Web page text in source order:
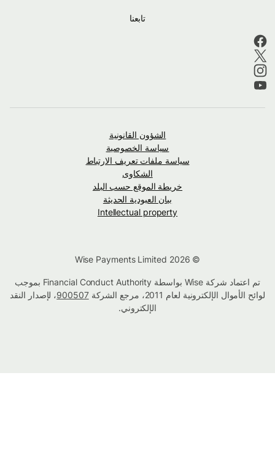
تابعنا
الشؤون القانونية
سياسة الخصوصية
سياسة ملفات تعريف الارتباط
الشكاوى
خريطة الموقع حسب البلد
بيان العبودية الحديثة
Intellectual property
تم اعتماد شركة Wise بواسطة Financial Conduct Authority بموجب
لوائح الأموال الإلكترونية لعام 2011، مرجع الشركة
900507، لإصدار النقد
الإلكتروني.